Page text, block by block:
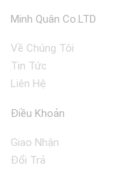
Minh Quân Co.LTD
Về Chúng Tôi
Tin Tức
Liên Hệ
Điều Khoản
Giao Nhận
Đổi Trả